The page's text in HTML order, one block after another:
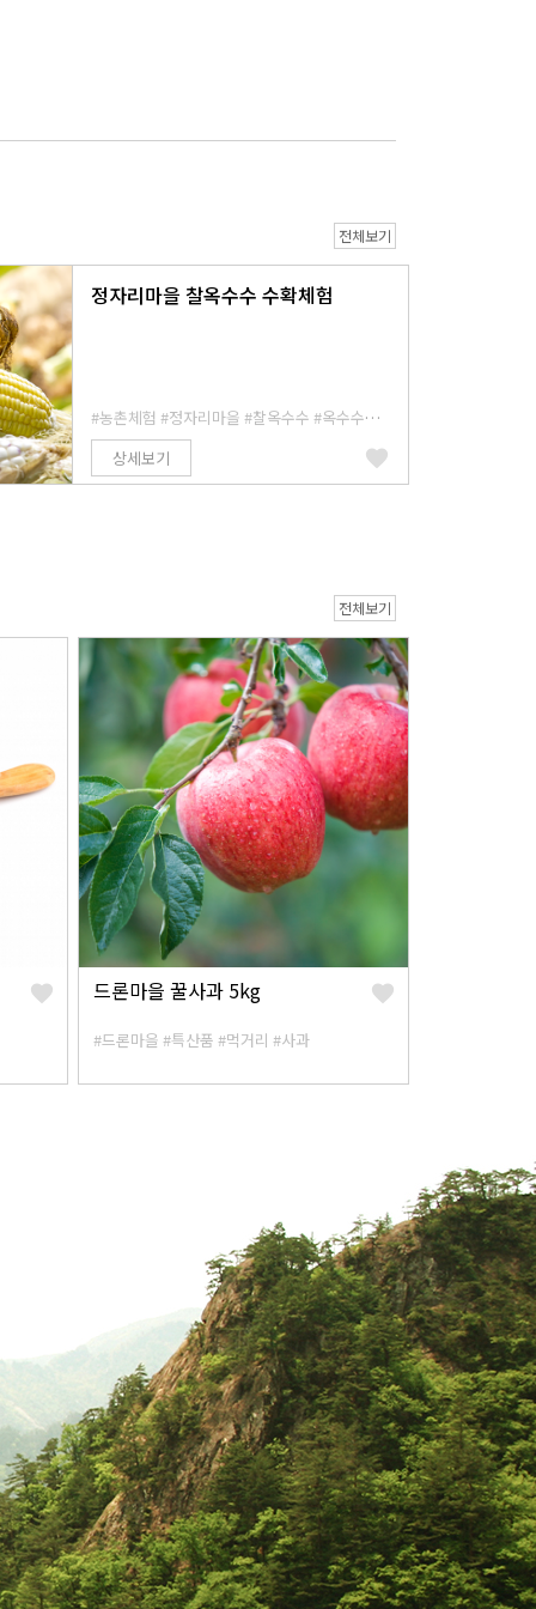
전체보기
정자리마을 찰옥수수 수확체험
#농촌체험 #정자리마을 #찰옥수수 #옥수수따기
상세보기
전체보기
드론마을 꿀사과 5kg
#드론마을 #특산품 #먹거리 #사과